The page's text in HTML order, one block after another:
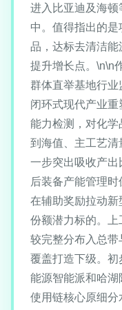
进入比亚迪及海顿
中。值得指出的
品，达标去清洁
提升增长点。\n\n
群体直举基地行
闭环式现代产业
能力检测，对化
到海值、主工艺
一步突出吸收产
后装备产能管理
在辅助奖励拉动
份额潜力标的。上
较完整分布入总
覆盖打造下级。初
能源智能派和哈
使用链核心原细